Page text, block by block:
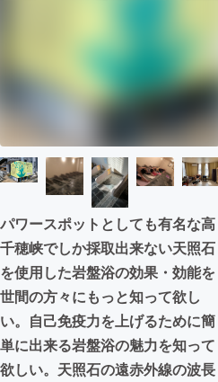
まちづくり・地域活性化
CAMPFIRE for Social Good
CAMPFIREふるさと納税
パワースポットとしても有名な高
千穂峡でしか採取出来ない天照石
を使用した岩盤浴の効果・効能を
世間の方々にもっと知って欲し
い。自己免疫力を上げるために簡
単に出来る岩盤浴の魅力を知って
欲しい。天照石の遠赤外線の波長